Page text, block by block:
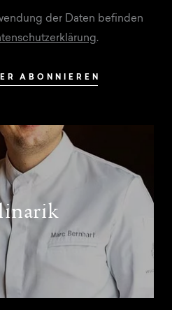
der Daten befinden
.
ABONNIEREN